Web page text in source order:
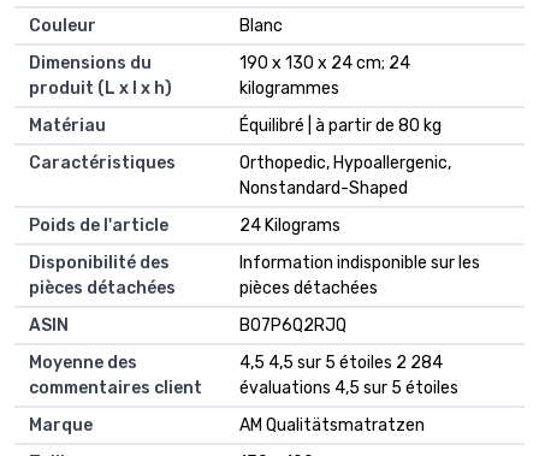
Couleur
‎Blanc
Dimensions du
produit (L x l x h)
‎190 x 130 x 24 cm; 24
kilogrammes
Matériau
‎Équilibré | à partir de 80 kg
Caractéristiques
‎Orthopedic, Hypoallergenic,
Nonstandard-Shaped
Poids de l'article
‎24 Kilograms
Disponibilité des
pièces détachées
‎Information indisponible sur les
pièces détachées
ASIN
B07P6Q2RJQ
Moyenne des
commentaires client
4,5 4,5 sur 5 étoiles 2 284
évaluations 4,5 sur 5 étoiles
Marque
AM Qualitätsmatratzen